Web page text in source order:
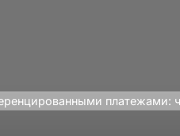
платежами: